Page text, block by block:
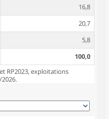
16,8
20,7
5,8
100,0
RP2023, exploitations